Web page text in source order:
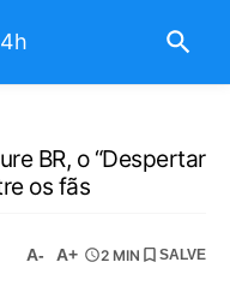
BR, o “Despertar
os fãs
A- A+ 2 MIN SALVE